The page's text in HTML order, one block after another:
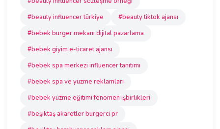
#beauty influencer türkiye
#beauty tiktok ajansı
#bebek burger mekanı dijital pazarlama
#bebek giyim e-ticaret ajansı
#bebek spa merkezi influencer tanıtımı
#bebek spa ve yüzme reklamları
#bebek yüzme eğitimi fenomen işbirlikleri
#beşiktaş akaretler burgerci pr